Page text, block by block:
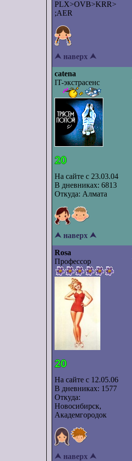
PLX>OVB>KRR>
;AER
⮝ наверх ⮝
catena
IT-экстрасенс
На сайте с 23.03.04
В дневниках: 6813
Откуда: Алмата
⮝ наверх ⮝
Rosa
Профессор
На сайте с 12.05.06
В дневниках: 1577
Откуда:
Новосибирск,
Академгородок
⮝ наверх ⮝